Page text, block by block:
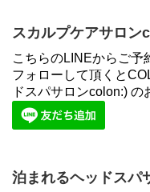
スカルプケアサロ
こちらのLINEからご予
フォローして頂くと
ドスパサロンcolon:) の
泊まれるヘッドスパ